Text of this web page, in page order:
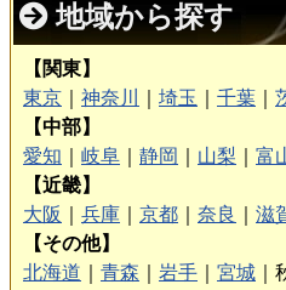
地域から探す
【関東】
東京
神奈川 埼玉 千葉
【中部】
愛知
岐阜 静岡 山梨 富
【近畿】
大阪
兵庫 京都 奈良 滋
【その他】
北海道
青森 岩手 宮城